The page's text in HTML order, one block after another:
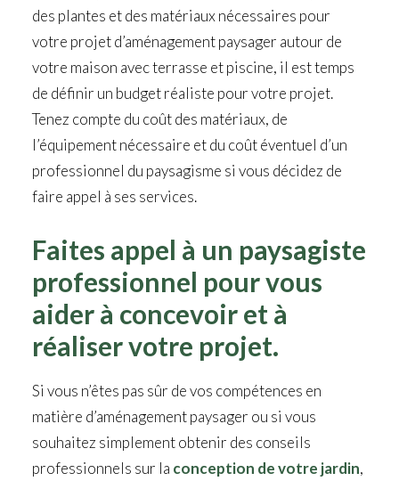
des plantes et des matériaux nécessaires pour
votre projet d’aménagement paysager autour de
votre maison avec terrasse et piscine, il est temps
de définir un budget réaliste pour votre projet.
Tenez compte du coût des matériaux, de
l’équipement nécessaire et du coût éventuel d’un
professionnel du paysagisme si vous décidez de
faire appel à ses services.
Faites appel à un paysagiste
professionnel pour vous
aider à concevoir et à
réaliser votre projet.
Si vous n’êtes pas sûr de vos compétences en
matière d’aménagement paysager ou si vous
souhaitez simplement obtenir des conseils
professionnels sur la conception de votre jardin,